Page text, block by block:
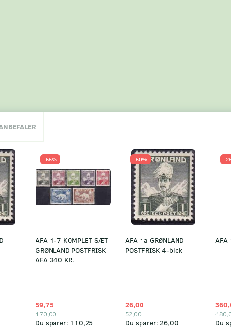
-65%
AFA 1-7 KOMPLET SÆT
GRØNLAND POSTFRISK
AFA 340 KR.
59,75
170,00
Du sparer: 110,25
-50%
AFA 1a GRØNLAND
POSTFRISK 4-blok
26,00
52,00
Du sparer: 26,00
-
AFA
Du